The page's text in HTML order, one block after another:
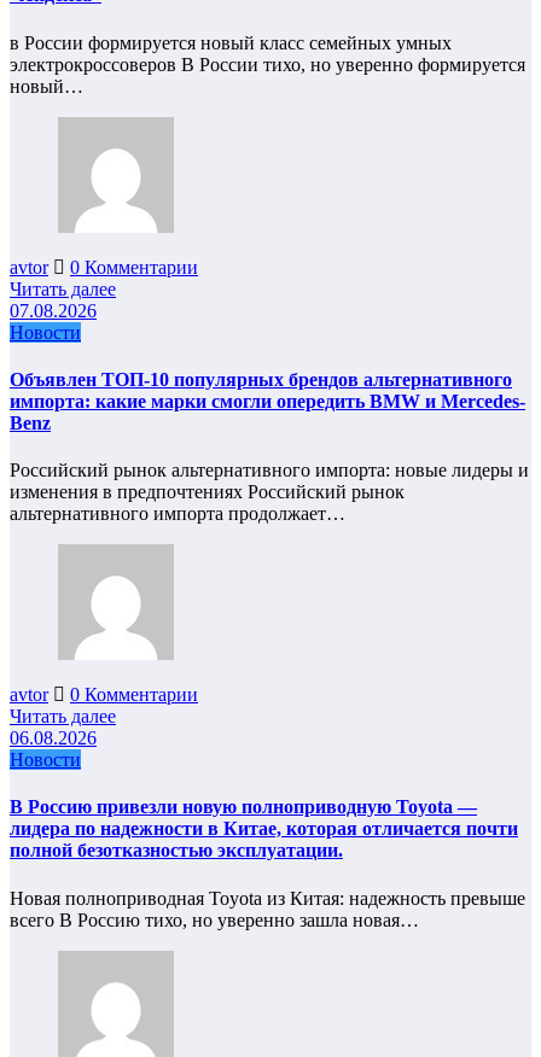
в России формируется новый класс семейных умных
электрокроссоверов В России тихо, но уверенно формируется
новый…
avtor
0 Комментарии
Читать далее
07.08.2026
Новости
Объявлен ТОП-10 популярных брендов альтернативного
импорта: какие марки смогли опередить BMW и Mercedes-
Benz
Российский рынок альтернативного импорта: новые лидеры и
изменения в предпочтениях Российский рынок
альтернативного импорта продолжает…
avtor
0 Комментарии
Читать далее
06.08.2026
Новости
В Россию привезли новую полноприводную Toyota —
лидера по надежности в Китае, которая отличается почти
полной безотказностью эксплуатации.
Новая полноприводная Toyota из Китая: надежность превыше
всего В Россию тихо, но уверенно зашла новая…